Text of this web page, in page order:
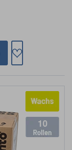
Zum
10